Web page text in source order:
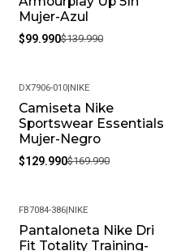
Mujer-Azul
$99.990$139.990
-24%
DX7906-010|NIKE
Camiseta Nike
Sportswear Essentials
Mujer-Negro
$129.990$169.990
-29%
FB7084-386|NIKE
Pantaloneta Nike Dri
Fit Totality Training-